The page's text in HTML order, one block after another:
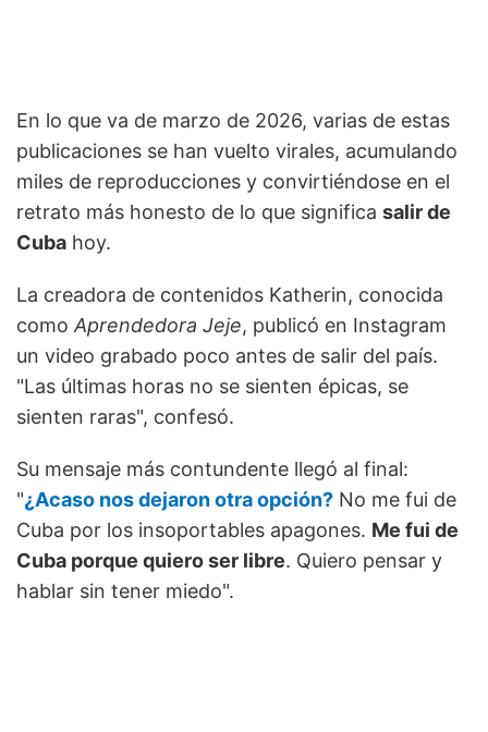
En lo que va de marzo de 2026, varias de estas
publicaciones se han vuelto virales, acumulando
miles de reproducciones y convirtiéndose en el
retrato más honesto de lo que significa salir de
Cuba hoy.
La creadora de contenidos Katherin, conocida
comoAprendedora Jeje, publicó en Instagram
un video grabado poco antes de salir del país.
"Las últimas horas no se sienten épicas, se
sienten raras", confesó.
Su mensaje más contundente llegó al final:
"¿Acaso nos dejaron otra opción? No me fui de
Cuba por los insoportables apagones. Me fui de
Cuba porque quiero ser libre. Quiero pensar y
hablar sin tener miedo".